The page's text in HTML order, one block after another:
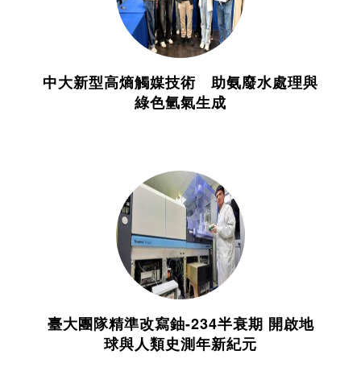
中大新型高熵觸媒技術 助氨廢水處理與
綠色氫氣生成
臺大團隊精準改寫鈾-234半衰期 開啟地
球與人類史測年新紀元